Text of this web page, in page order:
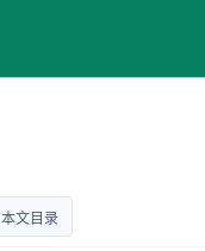
本文目录